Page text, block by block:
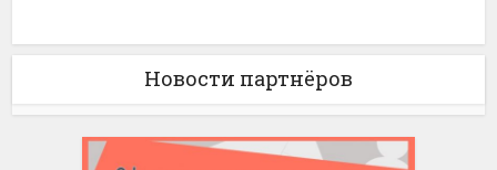
Новости партнёров